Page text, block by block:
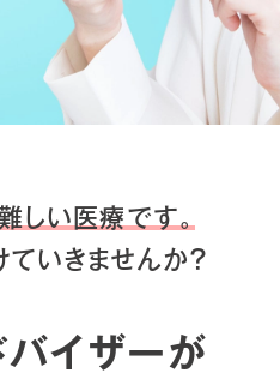
難しい医療です。
いきませんか？
バイザーが